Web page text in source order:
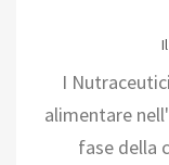
I
alimentare
fase della